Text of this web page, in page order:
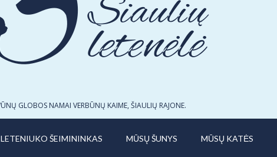
GLOBOS NAMAI VERBŪNŲ KAIME, ŠIAULIŲ RAJONE.
ŠEIMININKAS MŪSŲ ŠUNYS MŪSŲ KATĖS